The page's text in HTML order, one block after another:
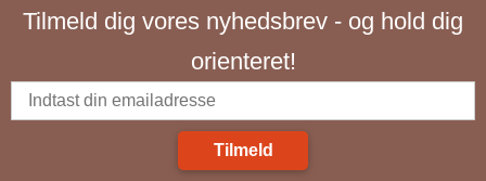
Tilmeld dig vores nyhedsbrev - og hold dig
orienteret!
Tilmeld